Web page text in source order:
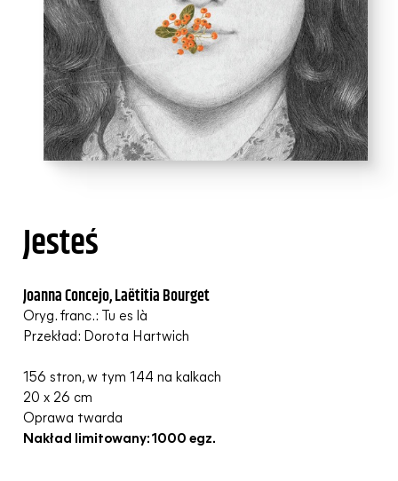
Jesteś
Joanna Concejo, Laëtitia Bourget
Oryg. franc.: Tu es là
Przekład: Dorota Hartwich
156 stron, w tym 144 na kalkach
20 x 26 cm
Oprawa twarda
Nakład limitowany: 1000 egz.